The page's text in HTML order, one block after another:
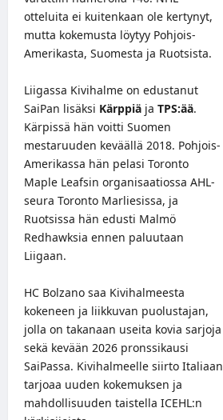
otteluita ei kuitenkaan ole kertynyt,
mutta kokemusta löytyy Pohjois-
Amerikasta, Suomesta ja Ruotsista.
Liigassa Kivihalme on edustanut
SaiPan lisäksi Kärppiä ja TPS:ää.
Kärpissä hän voitti Suomen
mestaruuden keväällä 2018. Pohjois-
Amerikassa hän pelasi Toronto
Maple Leafsin organisaatiossa AHL-
seura Toronto Marliesissa, ja
Ruotsissa hän edusti Malmö
Redhawksia ennen paluutaan
Liigaan.
HC Bolzano saa Kivihalmeesta
kokeneen ja liikkuvan puolustajan,
jolla on takanaan useita kovia sarjoja
sekä kevään 2026 pronssikausi
SaiPassa. Kivihalmeelle siirto Italiaan
tarjoaa uuden kokemuksen ja
mahdollisuuden taistella ICEHL:n